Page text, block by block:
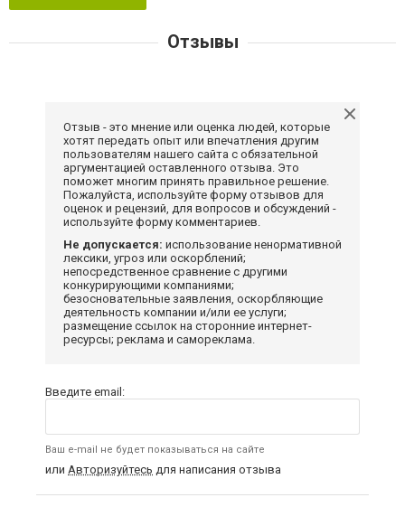
Отзывы
Отзыв - это мнение или оценка людей, которые
хотят передать опыт или впечатления другим
пользователям нашего сайта с обязательной
аргументацией оставленного отзыва. Это
поможет многим принять правильное решение.
Пожалуйста, используйте форму отзывов для
оценок и рецензий, для вопросов и обсуждений -
используйте форму комментариев.
Не допускается: использование ненормативной
лексики, угроз или оскорблений;
непосредственное сравнение с другими
конкурирующими компаниями;
безосновательные заявления, оскорбляющие
деятельность компании и/или ее услуги;
размещение ссылок на сторонние интернет-
ресурсы; реклама и самореклама.
Введите email:
Ваш e-mail не будет показываться на сайте
или Авторизуйтесь для написания отзыва